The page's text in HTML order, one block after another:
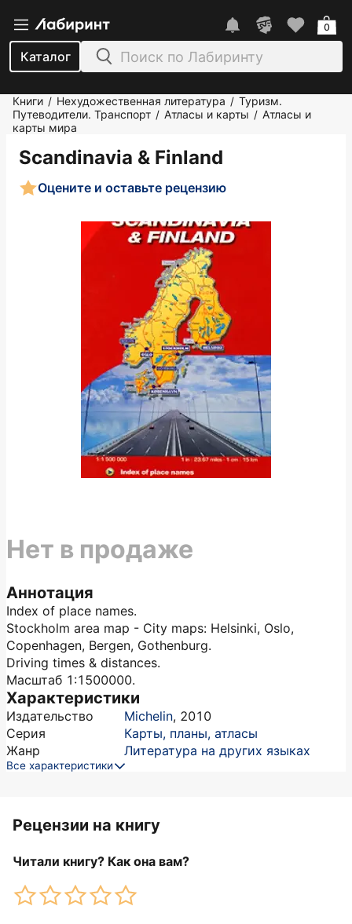
Каталог
0
Книги / Нехудожественная литература / Туризм.
Путеводители. Транспорт / Атласы и карты / Атласы и
карты мира
Scandinavia & Finland
Оцените и оставьте рецензию
Аннотация
Index of place names.
Stockholm area map - City maps: Helsinki, Oslo,
Copenhagen, Bergen, Gothenburg.
Driving times & distances.
Масштаб 1:1500000.
Характеристики
Издательство Michelin, 2010
Серия
Карты, планы, атласы
Жанр
Литература на других языках
Все характеристики
Нет в продаже
Рецензии на книгу
Читали книгу? Как она вам?